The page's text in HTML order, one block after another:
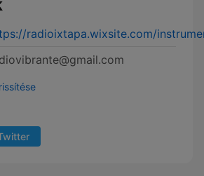
radioixtapa.wixsite.com/